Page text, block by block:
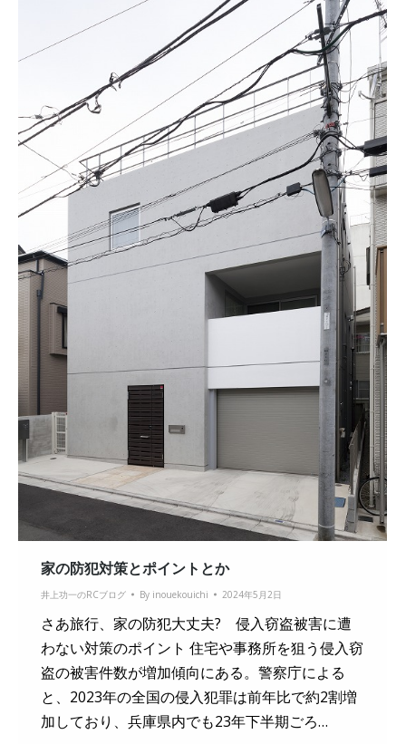
家の防犯対策とポイントとか
井上功一のRCブログ By inouekouichi 2024年5月2日
さあ旅行、家の防犯大丈夫? 侵入窃盗被害に遭
わない対策のポイント 住宅や事務所を狙う侵入窃
盗の被害件数が増加傾向にある。警察庁による
と、2023年の全国の侵入犯罪は前年比で約2割増
加しており、兵庫県内でも23年下半期ごろ…